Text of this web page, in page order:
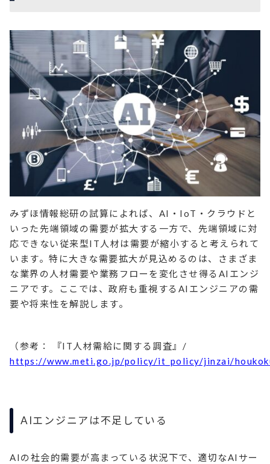
みずほ情報総研の試算によれば、AI・IoT・クラウドと
いった先端領域の需要が拡大する一方で、先端領域に対
応できない従来型IT人材は需要が縮小すると考えられて
います。特に大きな需要拡大が見込めるのは、さまざま
な業界の人材需要や業務フローを変化させ得るAIエンジ
ニアです。ここでは、政府も重視するAIエンジニアの需
要や将来性を解説します。
（参考： 『IT人材需給に関する調査』/
https://www.meti.go.jp/policy/it_policy/jinzai/
AIエンジニアは不足している
AIの社会的需要が高まっている状況下で、適切なAIサー